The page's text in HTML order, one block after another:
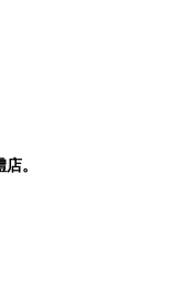
。